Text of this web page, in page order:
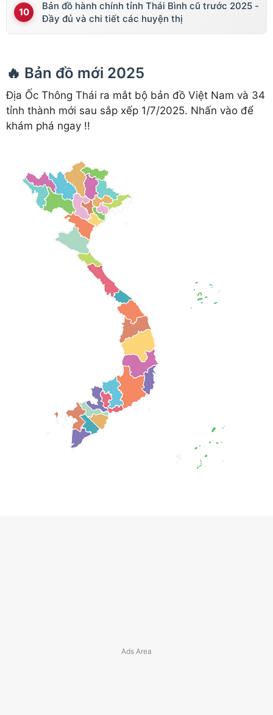
Bản đồ hành chính tỉnh Thái Bình cũ trước 2025 -
Đầy đủ và chi tiết các huyện thị
🔥 Bản đồ mới 2025
Địa Ốc Thông Thái ra mắt bộ bản đồ Việt Nam và 34
tỉnh thành mới sau sắp xếp 1/7/2025. Nhấn vào để
khám phá ngay !!